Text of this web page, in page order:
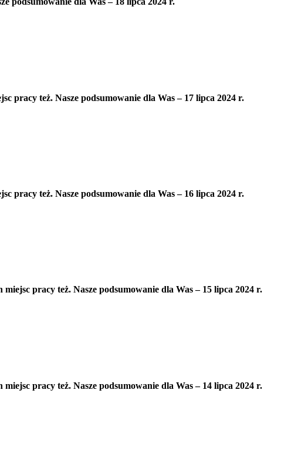
pracy też. Nasze podsumowanie dla Was – 17 lipca 2024 r.
pracy też. Nasze podsumowanie dla Was – 16 lipca 2024 r.
pracy też. Nasze podsumowanie dla Was – 15 lipca 2024 r.
pracy też. Nasze podsumowanie dla Was – 14 lipca 2024 r.